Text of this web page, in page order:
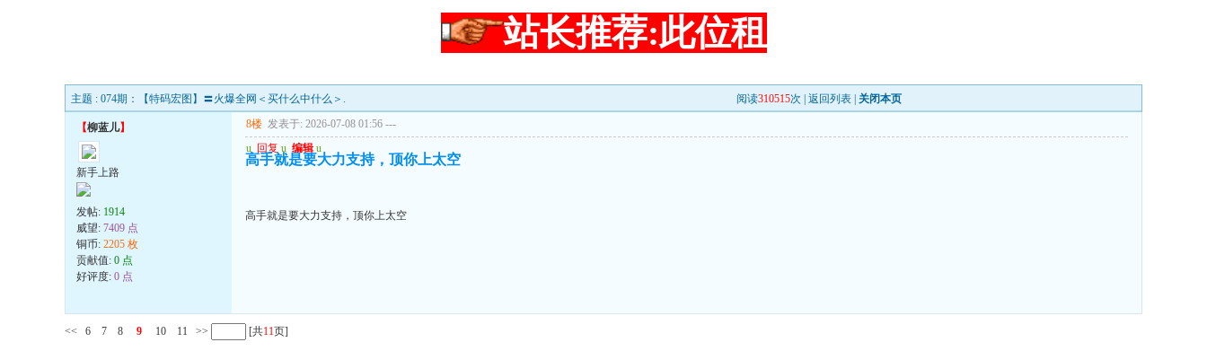
站长推荐:此位租
主题 : 074期：【特码宏图】〓火爆全网＜买什么中什么＞. 阅读310515次 | 返回列表 关闭本页
【柳蓝儿】
新手上路
发帖: 1914
威望: 7409 点
铜币: 2205 枚
贡献值: 0 点
好评度: 0 点
8楼 发表于: 2026-07-08 01:56 ---
u 回复 u 编辑 u
高手就是要大力支持，顶你上太空
高手就是要大力支持，顶你上太空
<< 6 7 8 9 10 11 >> [共11页]